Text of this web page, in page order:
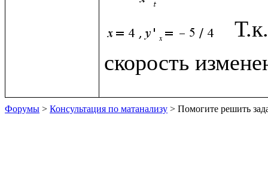
скорость
Форумы > Консультация по матанализу > Помогите решить